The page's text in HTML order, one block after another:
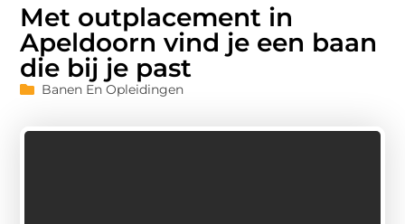
Met outplacement in
Apeldoorn vind je een baan
die bij je past
Banen En Opleidingen